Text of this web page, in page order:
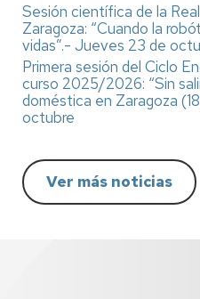
Sesión científica de la
Zaragoza: “Cuando la
vidas”.- Jueves 23 de
Primera sesión del Ciclo
curso 2025/2026: “Sin
doméstica en Zaragoza
octubre
Ver más noticias